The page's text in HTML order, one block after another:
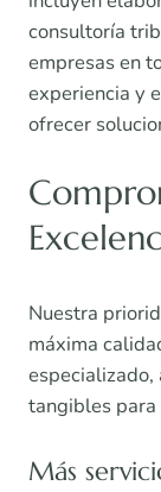
consultoría
empresas en
experiencia y
ofrecer
Nuestra
máxima
tangibles para
Más